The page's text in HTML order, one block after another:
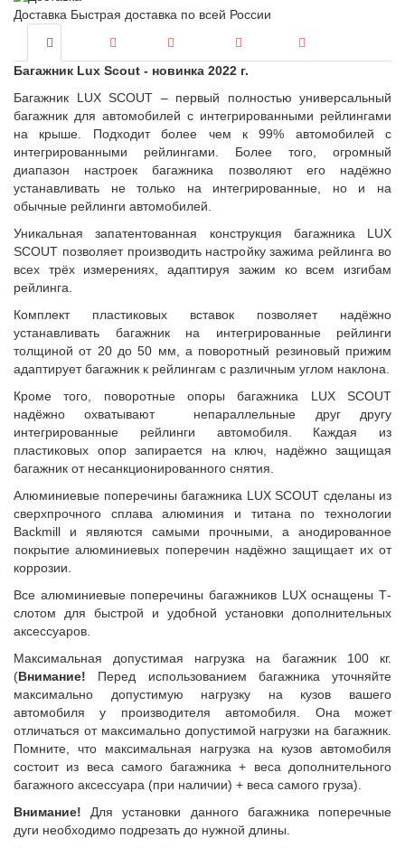
Доставка Быстрая доставка по всей России
Багажник Lux Scout - новинка 2022 г.
Багажник LUX SCOUT – первый полностью универсальный
багажник для автомобилей с интегрированными рейлингами
на крыше. Подходит более чем к 99% автомобилей с
интегрированными рейлингами. Более того, огромный
диапазон настроек багажника позволяют его надёжно
устанавливать не только на интегрированные, но и на
обычные рейлинги автомобилей.
Уникальная запатентованная конструкция багажника LUX
SCOUT позволяет производить настройку зажима рейлинга во
всех трёх измерениях, адаптируя зажим ко всем изгибам
рейлинга.
Комплект пластиковых вставок позволяет надёжно
устанавливать багажник на интегрированные рейлинги
толщиной от 20 до 50 мм, а поворотный резиновый прижим
адаптирует багажник к рейлингам с различным углом наклона.
Кроме того, поворотные опоры багажника LUX SCOUT
надёжно охватывают непараллельные друг другу
интегрированные рейлинги автомобиля. Каждая из
пластиковых опор запирается на ключ, надёжно защищая
багажник от несанкционированного снятия.
Алюминиевые поперечины багажника LUX SCOUT сделаны из
сверхпрочного сплава алюминия и титана по технологии
Backmill и являются самыми прочными, а анодированное
покрытие алюминиевых поперечин надёжно защищает их от
коррозии.
Все алюминиевые поперечины багажников LUX оснащены Т-
слотом для быстрой и удобной установки дополнительных
аксессуаров.
Максимальная допустимая нагрузка на багажник 100 кг.
(Внимание! Перед использованием багажника уточняйте
максимально допустимую нагрузку на кузов вашего
автомобиля у производителя автомобиля. Она может
отличаться от максимально допустимой нагрузки на багажник.
Помните, что максимальная нагрузка на кузов автомобиля
состоит из веса самого багажника + веса дополнительного
багажного аксессуара (при наличии) + веса самого груза).
Внимание! Для установки данного багажника поперечные
дуги необходимо подрезать до нужной длины.